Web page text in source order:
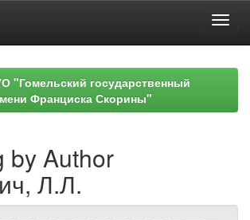
"Гомельский государственный
Франциска Скорины"
by Author
Л.Л.